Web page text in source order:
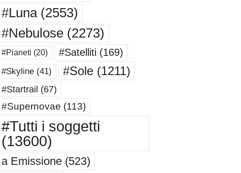
#Luna(2553)
#Nebulose(2273)
#Pianeti (20) #Satelliti (169)
#Skyline(41) #Sole(1211)
#Startrail (67)
#Supernovae (113)
#Tutti i soggetti
(13600)
a Emissione(523)